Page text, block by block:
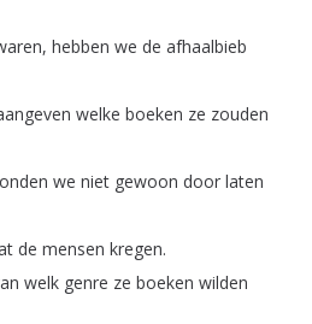
, hebben we de afhaalbieb
welke boeken ze zouden
we niet gewoon door laten
de mensen kregen.
welk genre ze boeken wilden